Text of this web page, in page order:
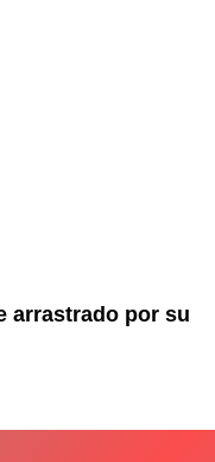
arrastrado por su